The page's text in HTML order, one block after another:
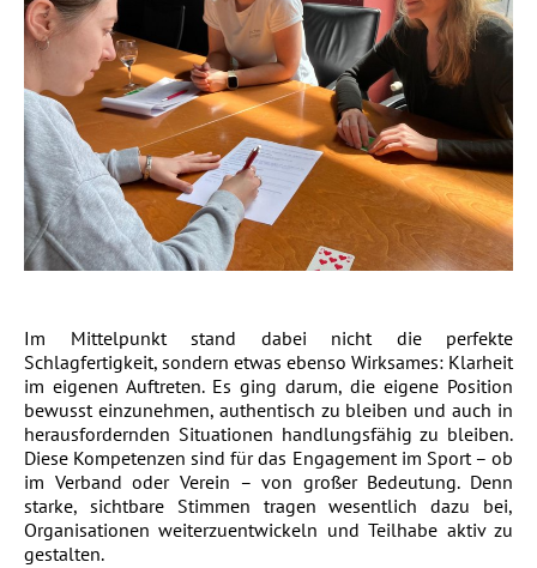
Im Mittelpunkt stand dabei nicht die perfekte
Schlagfertigkeit, sondern etwas ebenso Wirksames: Klarheit
im eigenen Auftreten. Es ging darum, die eigene Position
bewusst einzunehmen, authentisch zu bleiben und auch in
herausfordernden Situationen handlungsfähig zu bleiben.
Diese Kompetenzen sind für das Engagement im Sport – ob
im Verband oder Verein – von großer Bedeutung. Denn
starke, sichtbare Stimmen tragen wesentlich dazu bei,
Organisationen weiterzuentwickeln und Teilhabe aktiv zu
gestalten.